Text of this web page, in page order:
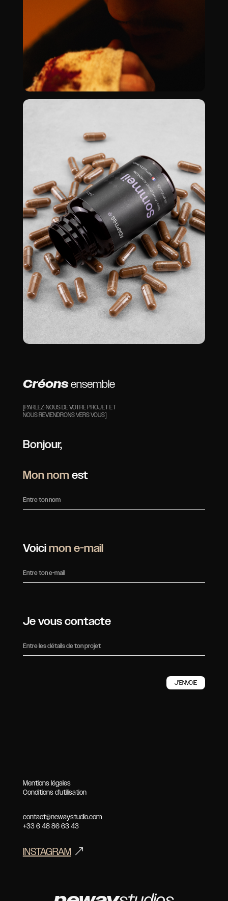
Créonsensemble
[PARLEZ-NOUS DE VOTRE PROJET ET
NOUS REVIENDRONS VERS VOUS]
Bonjour,
Mon nomest
Voici mon e-mail
Je vous contacte
Mentions légales
Conditions d’utilisation
contact@newaystudio.com
+33 6 48 86 63 43
INSTAGRAM